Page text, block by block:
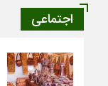
اجتماعی